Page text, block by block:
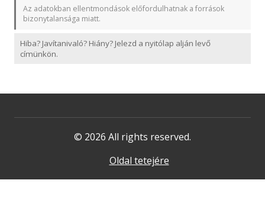
Az adatokban ellentmondások előfordulhatnak a források
bizonytalansága miatt.
Hiba? Javítanivaló? Hiány? Jelezd a nyitólap alján levő
címünkön.
© 2026 All rights reserved.
Oldal tetejére